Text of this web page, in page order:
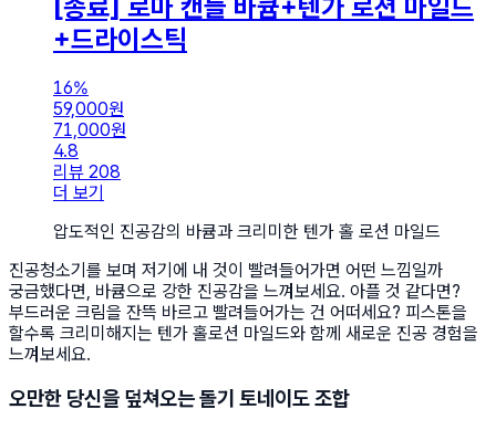
[종료] 로마 캔들 바큠+텐가 로션 마일드
+드라이스틱
16%
59,000원
71,000원
4.8
리뷰 208
더 보기
압도적인 진공감의 바큠과 크리미한 텐가 홀 로션 마일드
진공청소기를 보며 저기에 내 것이 빨려들어가면 어떤 느낌일까
궁금했다면, 바큠으로 강한 진공감을 느껴보세요. 아플 것 같다면?
부드러운 크림을 잔뜩 바르고 빨려들어가는 건 어떠세요? 피스톤을
할수록 크리미해지는 텐가 홀로션 마일드와 함께 새로운 진공 경험을
느껴보세요.
오만한 당신을 덮쳐오는 돌기 토네이도 조합